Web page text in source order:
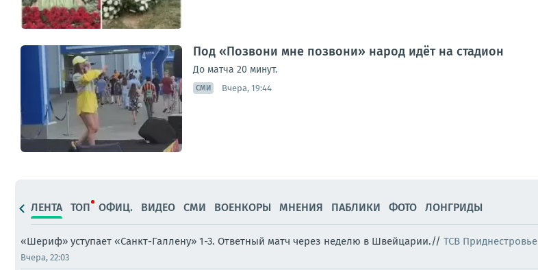
Под «Позвони мне позвони» народ идёт на стадион
До матча 20 минут.
СМИ Вчера, 19:44
ЛЕНТА ТОП ОФИЦ. ВИДЕО СМИ ВОЕНКОРЫ МНЕНИЯ ПАБЛИКИ ФОТО ЛОНГРИДЫ
«Шериф» уступает «Санкт-Галлену» 1-3. Ответный матч через неделю в Швейцарии.// ТСВ Приднестровье
Вчера, 22:03